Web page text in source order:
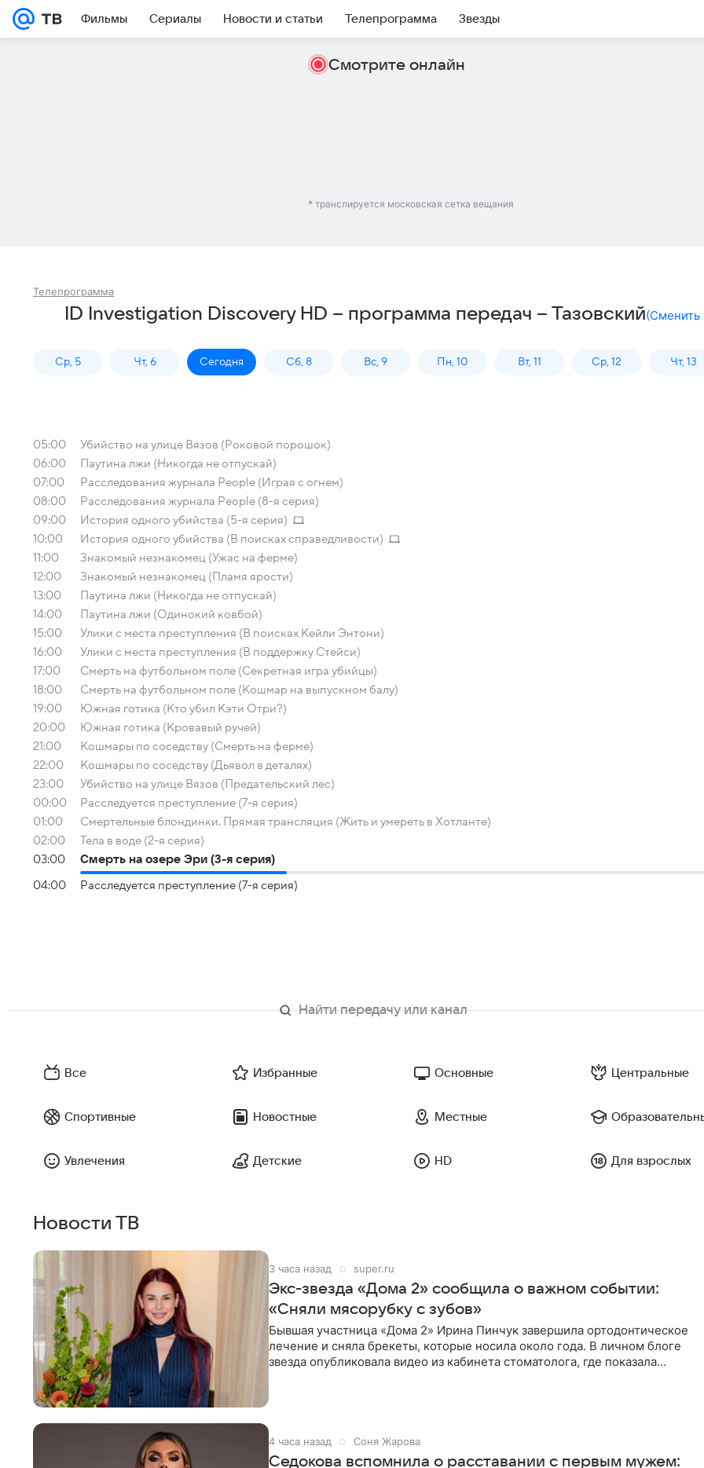
Фильмы Сериалы Новости и статьи Телепрограмма Звезды
Смотрите онлайн
* транслируется московская сетка вещания
Телепрограмма
ID Investigation Discovery HD – программа передач – Тазовский(Сменить
Ср, 5 Чт, 6 Сегодня Сб, 8 Вс, 9 Пн, 10 Вт, 11 Ср, 12 Чт, 13
05:00
Убийство на улице Вязов (Роковой порошок)
06:00
Паутина лжи (Никогда не отпускай)
07:00
Расследования журнала People (Играя с огнем)
08:00
Расследования журнала People (8-я серия)
09:00
История одного убийства (5-я серия)
10:00
История одного убийства (В поисках справедливости)
11:00
Знакомый незнакомец (Ужас на ферме)
12:00
Знакомый незнакомец (Пламя ярости)
13:00
Паутина лжи (Никогда не отпускай)
14:00
Паутина лжи (Одинокий ковбой)
15:00
Улики с места преступления (В поисках Кейли Энтони)
16:00
Улики с места преступления (В поддержку Стейси)
17:00
Смерть на футбольном поле (Секретная игра убийцы)
18:00
Смерть на футбольном поле (Кошмар на выпускном балу)
19:00
Южная готика (Кто убил Кэти Отри?)
20:00
Южная готика (Кровавый ручей)
21:00
Кошмары по соседству (Смерть на ферме)
22:00
Кошмары по соседству (Дьявол в деталях)
23:00
Убийство на улице Вязов (Предательский лес)
00:00
Расследуется преступление (7-я серия)
01:00
Смертельные блондинки. Прямая трансляция (Жить и умереть в Хотланте)
02:00
Тела в воде (2-я серия)
03:00
Смерть на озере Эри (3-я серия)
04:00 Расследуется преступление (7-я серия)
Все Избранные Основные Центральные
Спортивные Новостные Местные
Увлечения Детские HD Для взрослых
Новости ТВ
3 часа назад super.ru
Экс-звезда «Дома 2» сообщила о важном событии:
«Сняли мясорубку с зубов»
Бывшая участница «Дома 2» Ирина Пинчук завершила ортодонтическое
лечение и сняла брекеты, которые носила около года. В личном блоге
звезда опубликовала видео из кабинета стоматолога, где показала
4 часа назад Соня Жарова
Седокова вспомнила о расставании с первым мужем: